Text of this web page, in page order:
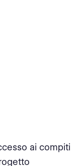
ai compiti